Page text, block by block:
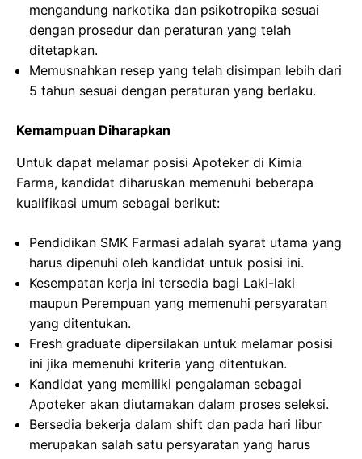
mengandung narkotika dan psikotropika sesuai
dengan prosedur dan peraturan yang telah
ditetapkan.
Memusnahkan resep yang telah disimpan lebih dari
5 tahun sesuai dengan peraturan yang berlaku.
Kemampuan Diharapkan
Untuk dapat melamar posisi Apoteker di Kimia
Farma, kandidat diharuskan memenuhi beberapa
kualifikasi umum sebagai berikut:
Pendidikan SMK Farmasi adalah syarat utama yang
harus dipenuhi oleh kandidat untuk posisi ini.
Kesempatan kerja ini tersedia bagi Laki-laki
maupun Perempuan yang memenuhi persyaratan
yang ditentukan.
Fresh graduate dipersilakan untuk melamar posisi
ini jika memenuhi kriteria yang ditentukan.
Kandidat yang memiliki pengalaman sebagai
Apoteker akan diutamakan dalam proses seleksi.
Bersedia bekerja dalam shift dan pada hari libur
merupakan salah satu persyaratan yang harus